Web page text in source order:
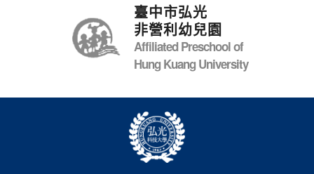
臺中市弘光
非營利幼兒園
Affiliated Preschool of
Hung Kuang University